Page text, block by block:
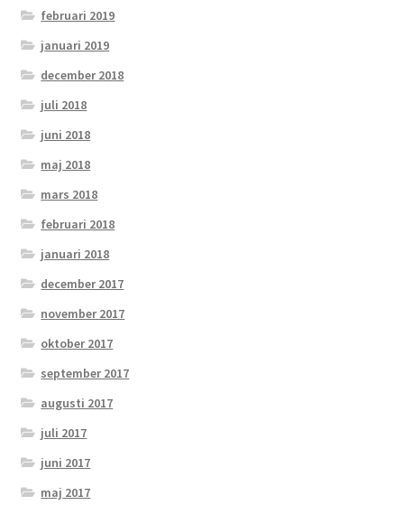
februari 2019
januari 2019
december 2018
juli 2018
juni 2018
maj 2018
mars 2018
februari 2018
januari 2018
december 2017
november 2017
oktober 2017
september 2017
augusti 2017
juli 2017
juni 2017
maj 2017